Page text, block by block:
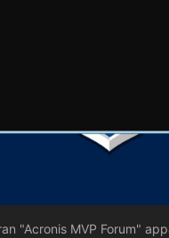
"Acronis MVP Forum"